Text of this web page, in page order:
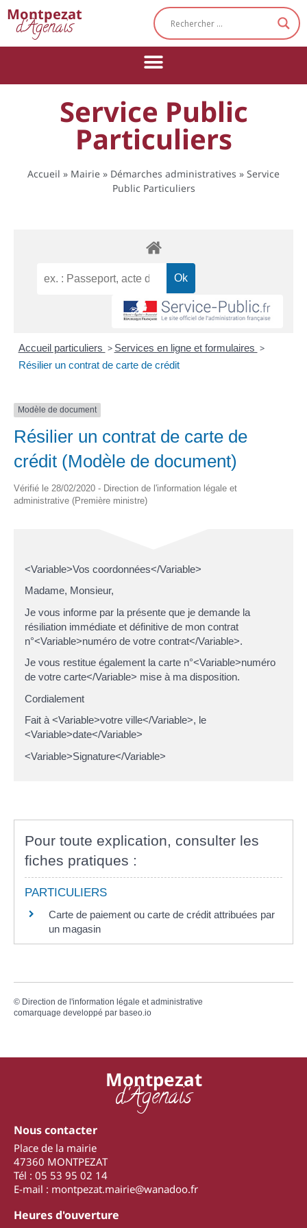
Montpezat
d'Agenais
Service Public
Particuliers
Accueil » Mairie » Démarches administratives » Service
Public Particuliers
Accueil particuliers > Services en ligne et formulaires >
Résilier un contrat de carte de crédit
Modèle de document
Résilier un contrat de carte de
crédit (Modèle de document)
Vérifié le 28/02/2020 - Direction de l'information légale et
administrative (Première ministre)
<Variable>Vos coordonnées</Variable>
Madame, Monsieur,
Je vous informe par la présente que je demande la
résiliation immédiate et définitive de mon contrat
n°<Variable>numéro de votre contrat</Variable>.
Je vous restitue également la carte n°<Variable>numéro
de votre carte</Variable> mise à ma disposition.
Cordialement
Fait à <Variable>votre ville</Variable>, le
<Variable>date</Variable>
<Variable>Signature</Variable>
Pour toute explication, consulter les
fiches pratiques :
PARTICULIERS
Carte de paiement ou carte de crédit attribuées par
un magasin
© Direction de l'information légale et administrative
comarquage developpé par baseo.io
Montpezat
d'Agenais
Nous contacter
Place de la mairie
47360 MONTPEZAT
Tél : 05 53 95 02 14
E-mail : montpezat.mairie@wanadoo.fr
Heures d'ouverture
Cookies management panel